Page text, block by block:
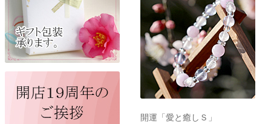
開運「愛と癒しＳ」